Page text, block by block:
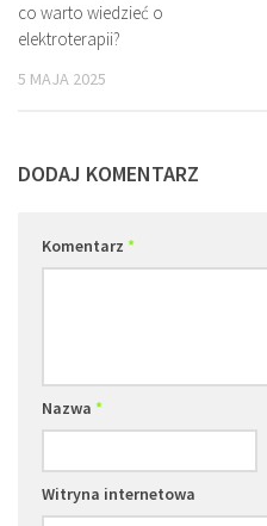
co warto wiedzieć o
elektroterapii?
5 MAJA 2025
DODAJ KOMENTARZ
Komentarz *
Nazwa *
Witryna internetowa